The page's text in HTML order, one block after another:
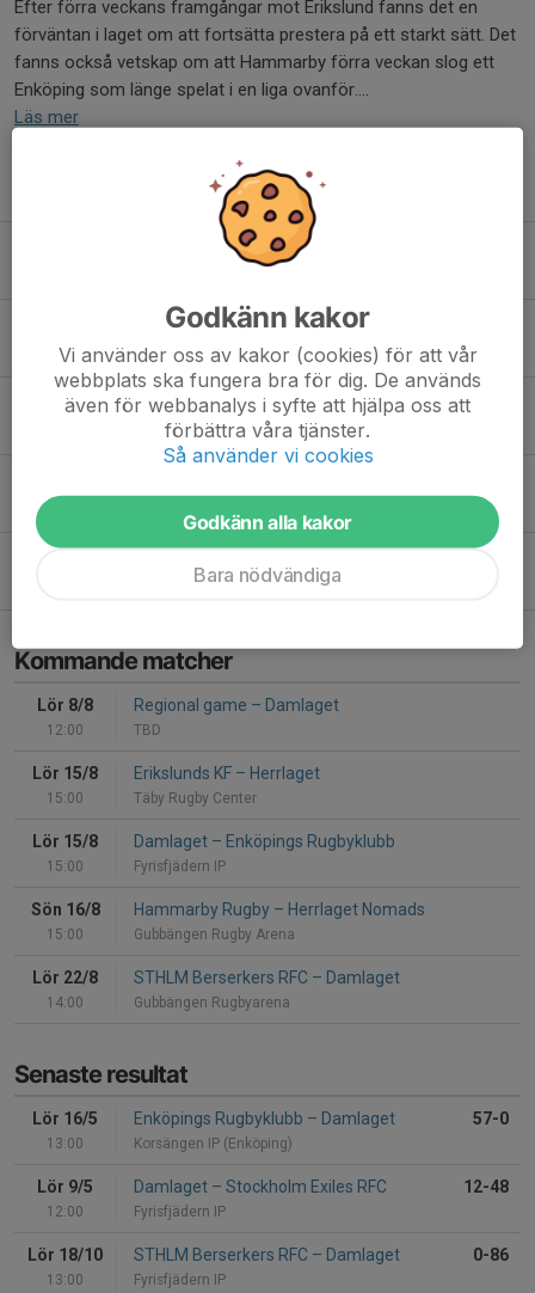
Efter förra veckans framgångar mot Erikslund fanns det en
förväntan i laget om att fortsätta prestera på ett starkt sätt. Det
fanns också vetskap om att Hammarby förra veckan slog ett
Enköping som länge spelat i en liga ovanför....
Läs mer
Första matcherna avklarade
4 maj, 12:54 0
28 apr, 10:27 0
0
Kommande matcher
Lör 8/8
12:00
Regional game – Damlaget
TBD
Lör 15/8
15:00
Erikslunds KF – Herrlaget
Täby Rugby Center
Lör 15/8
15:00
Damlaget – Enköpings Rugbyklubb
Fyrisfjädern IP
Sön 16/8
15:00
Hammarby Rugby – Herrlaget Nomads
Gubbängen Rugby Arena
Lör 22/8
14:00
STHLM Berserkers RFC – Damlaget
Gubbängen Rugbyarena
Senaste resultat
Lör 16/5
13:00
Enköpings Rugbyklubb – Damlaget
Korsängen IP (Enköping)
57-0
Lör 9/5
12:00
Damlaget – Stockholm Exiles RFC
Fyrisfjädern IP
12-48
Lör 18/10
13:00
STHLM Berserkers RFC – Damlaget
Fyrisfjädern IP
0-86
Godkänn kakor
Vi använder oss av kakor (cookies) för att vår
webbplats ska fungera bra för dig. De används
även för webbanalys i syfte att hjälpa oss att
förbättra våra tjänster.
Så använder vi cookies
Godkänn alla kakor
Bara nödvändiga